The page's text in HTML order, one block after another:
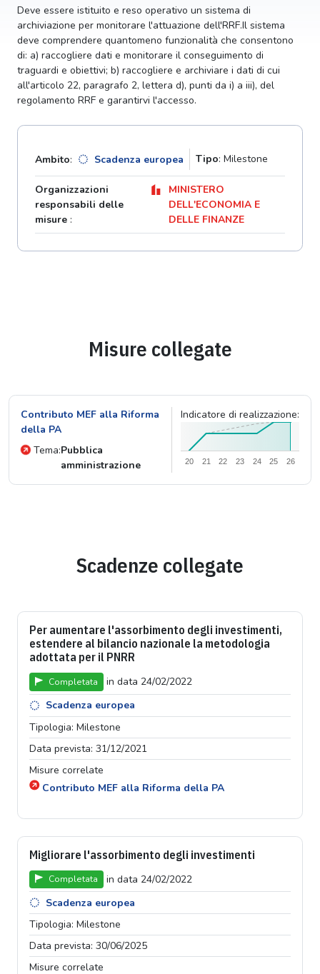
Deve essere istituito e reso operativo un sistema di
archiviazione per monitorare l'attuazione dell'RRF.Il sistema
deve comprendere quantomeno funzionalità che consentono
di: a) raccogliere dati e monitorare il conseguimento di
traguardi e obiettivi; b) raccogliere e archiviare i dati di cui
all'articolo 22, paragrafo 2, lettera d), punti da i) a iii), del
regolamento RRF e garantirvi l'accesso.
Ambito: Scadenza europea Tipo: Milestone
Organizzazioni
responsabili delle
misure :
MINISTERO
DELL'ECONOMIA E
DELLE FINANZE
Misure collegate
Contributo MEF alla Riforma
della PA
Tema:Pubblica
amministrazione
Indicatore di realizzazione:
20 21 22 23 24 25 26
Scadenze collegate
Per aumentare l'assorbimento degli investimenti,
estendere al bilancio nazionale la metodologia
adottata per il PNRR
Completata
in data 24/02/2022
Scadenza europea
Tipologia: Milestone
Data prevista: 31/12/2021
Misure correlate
Contributo MEF alla Riforma della PA
Migliorare l'assorbimento degli investimenti
Completata
in data 24/02/2022
Scadenza europea
Tipologia: Milestone
Data prevista: 30/06/2025
Misure correlate